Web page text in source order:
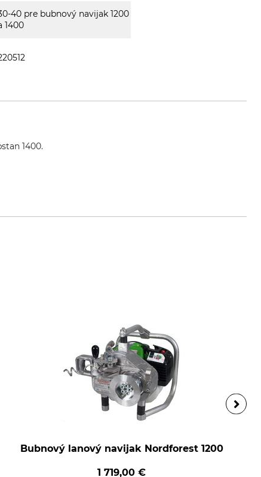
40 pre bubnový navijak 1200
1400
1400.
Bubnový lanový navijak Nordforest 1200
1 719,00 €